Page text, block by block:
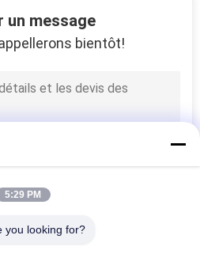
un message
bientôt!
5:29 PM
you looking for?